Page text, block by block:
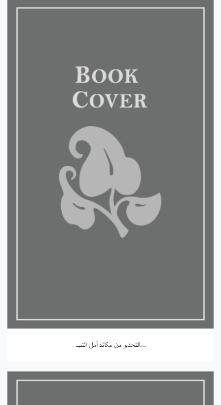
التحذير من مكائد أهل التب...